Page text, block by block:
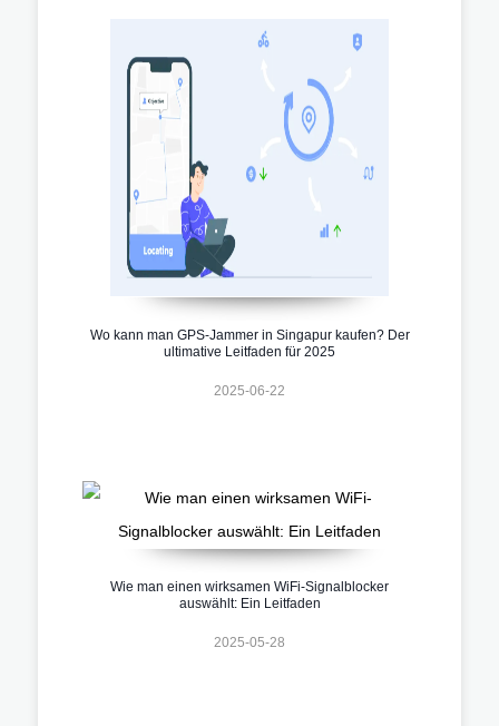
Wo kann man GPS-Jammer in Singapur kaufen? Der
ultimative Leitfaden für 2025
2025-06-22
Wie man einen wirksamen WiFi-Signalblocker
auswählt: Ein Leitfaden
2025-05-28